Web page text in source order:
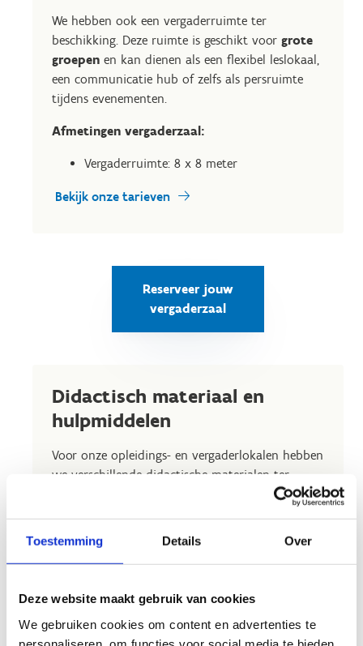
Toestemming Details Over
Deze website maakt gebruik van cookies
We gebruiken cookies om content en advertenties te
We hebben ook een vergaderruimte ter
beschikking. Deze ruimte is geschikt voor grote
groepen en kan dienen als een flexibel leslokaal,
een communicatie hub of zelfs als persruimte
tijdens evenementen.
Afmetingen vergaderzaal:
Vergaderruimte: 8 x 8 meter
Bekijk onze tarieven
Reserveer jouw
vergaderzaal
Didactisch materiaal en
hulpmiddelen
Voor onze opleidings- en vergaderlokalen hebben
we verschillende didactische materialen ter
beschikking: beamers, whiteboards, flipover, ...
bij je reservatie en wij zorgen dat het klaar staat.